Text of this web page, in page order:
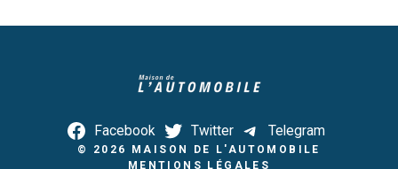
Facebook Twitter Telegram
© 2026 MAISON DE L'AUTOMOBILE
MENTIONS LÉGALES